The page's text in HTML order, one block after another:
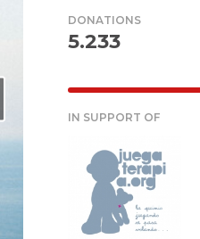
DONATIONS
5.233
IN SUPPORT OF